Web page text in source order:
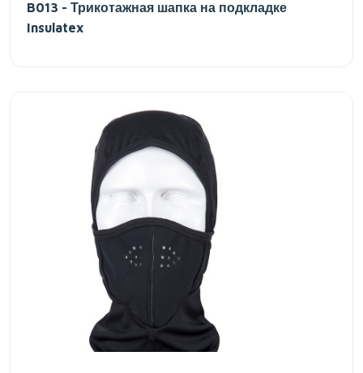
B013 - Трикотажная шапка на подкладке
Insulatex